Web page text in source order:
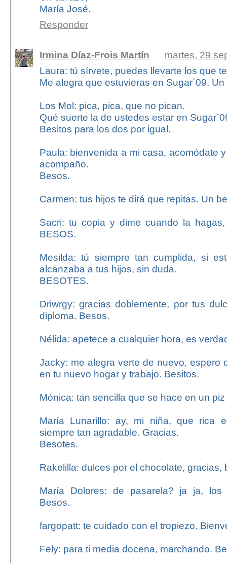
María José.
Responder
Irmina Díaz-Frois Martín
martes, 29
Laura: tú sírvete, puedes llevarte los que
Me alegra que estuvieras en Sugar´09.
Los Mol: pica, pica, que no pican.
Qué suerte la de ustedes estar en
Besitos para los dos por igual.
Paula: bienvenida a mi casa, acomódate
acompaño.
Besos.
Carmen: tus hijos te dirá que repitas. Un
Sacri: tu copia y dime cuando la
BESOS.
Mesilda: tú siempre tan cumplida, si
alcanzaba a tus hijos, sin duda.
BESOTES.
Driwrgy: gracias doblemente, por tus
diploma. Besos.
Nélida: apetece a cualquier hora, es
Jacky: me alegra verte de nuevo, espero
en tu nuevo hogar y trabajo. Besitos.
Mónica: tan sencilla que se hace en un
María Lunarillo: ay, mi niña, que rica
siempre tan agradable. Gracias.
Besotes.
Rakelilla: dulces por el chocolate, gracias,
María Dolores: de pasarela? ja ja, los
Besos.
fargopatt: te cuidado con el tropiezo.
Fely: para ti media docena, marchando.